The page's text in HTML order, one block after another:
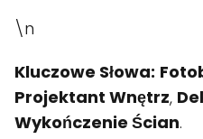
\n
Kluczowe Słowa:
Projektant Wnętrz,
Wykończenie Ścian.